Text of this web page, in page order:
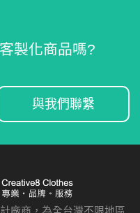
製化商品嗎?
與我們聯繫
廠商，為全台灣不限地區